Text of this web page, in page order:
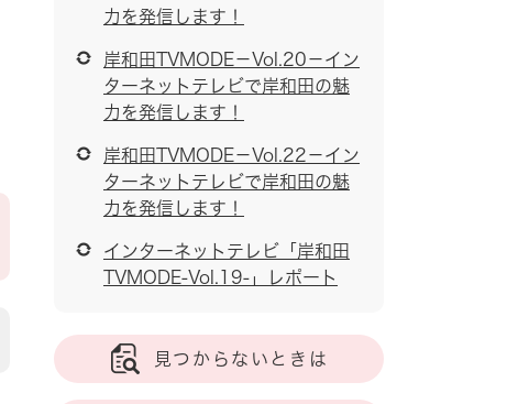
力を発信します！
岸和田TVMODE－Vol.20－イン
ターネットテレビで岸和田の魅
力を発信します！
岸和田TVMODE－Vol.22－イン
ターネットテレビで岸和田の魅
力を発信します！
インターネットテレビ「岸和田
TVMODE-Vol.19-」レポート
見つからないときは